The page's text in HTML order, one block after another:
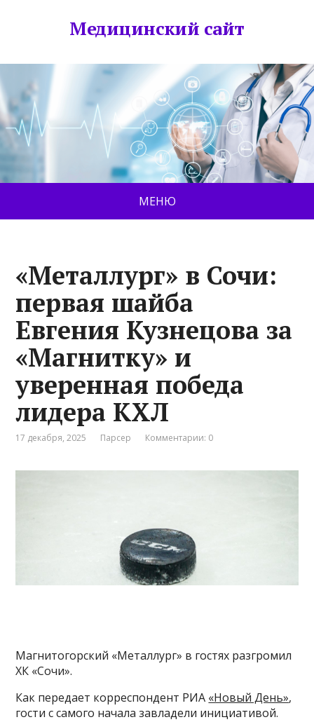
Медицинский сайт
МЕНЮ
«Металлург» в Сочи:
первая шайба
Евгения Кузнецова за
«Магнитку» и
уверенная победа
лидера КХЛ
17 декабря, 2025 Парсер Комментарии: 0
Магнитогорский «Металлург» в гостях разгромил
ХК «Сочи».
Как передает корреспондент РИА «Новый День»,
гости с самого начала завладели инициативой.